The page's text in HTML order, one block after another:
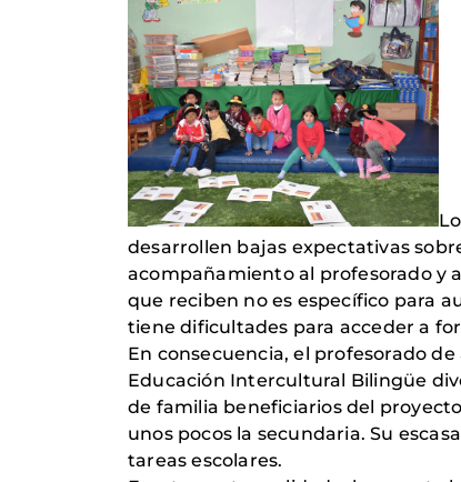
desarrollen bajas expectativas
acompañamiento al profesorado y
que reciben no es específico para
tiene dificultades para acceder a
En consecuencia, el profesorado
Educación Intercultural Bilingüe
de familia beneficiarios del
unos pocos la secundaria. Su
tareas escolares.